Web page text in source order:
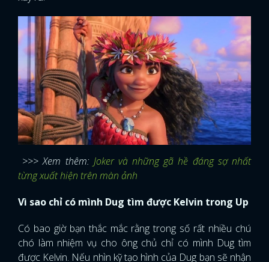
>>> Xem thêm: Joker và những gã hề đáng sợ nhất
từng xuất hiện trên màn ảnh
Vì sao chỉ có mình Dug tìm được Kelvin trong Up
Có bao giờ bạn thắc mắc rằng trong số rất nhiều chú
chó làm nhiệm vụ cho ông chủ chỉ có mình Dug tìm
được Kelvin. Nếu nhìn kỹ tạo hình của Dug bạn sẽ nhận